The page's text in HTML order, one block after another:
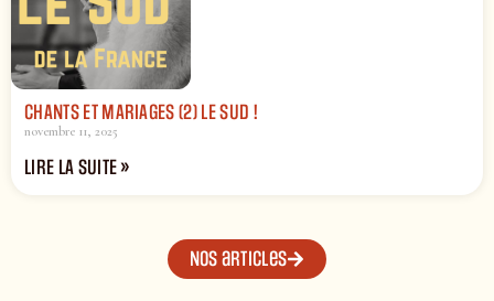
CHANTS ET MARIAGES (2) LE SUD !
novembre 11, 2025
LIRE LA SUITE »
Nos articles